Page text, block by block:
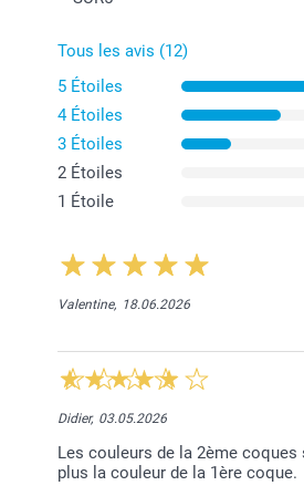
Tous les avis (12)
5 Étoiles
4 Étoiles
3 Étoiles
2 Étoiles
1 Étoile
Valentine, 18.06.2026
Didier, 03.05.2026
Les couleurs de la 2ème
plus la couleur de la 1ère coque.